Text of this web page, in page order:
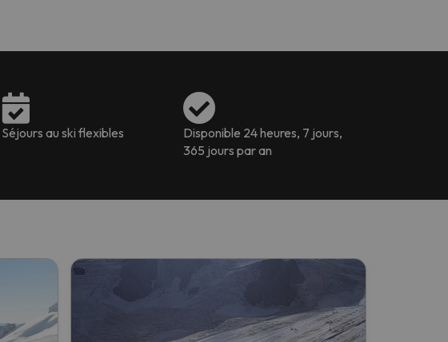
Séjours au ski flexibles
Disponible 24 heures, 7 jours,
365 jours par an